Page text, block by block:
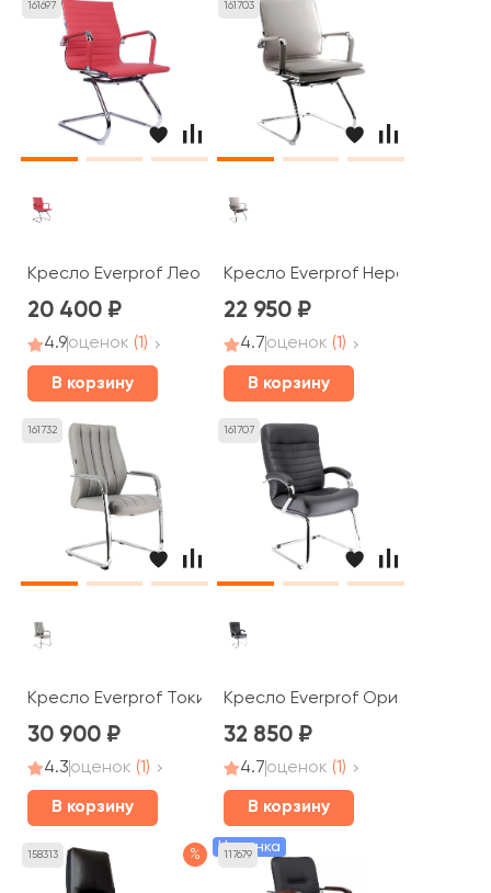
161697
Кресло Everprof Лео СФ / Leo CF
20 400
4.9оценок (1)
В корзину
161703
Кресло Everprof Нерей СФ /
22 950
4.7оценок (1)
В корзину
161732
Кресло Everprof Токио / Tokyo CF
30 900
4.3оценок (1)
В корзину
161707
Кресло Everprof Орион СФ /
32 850
4.7оценок (1)
В корзину
158313 % 117679
Новинка